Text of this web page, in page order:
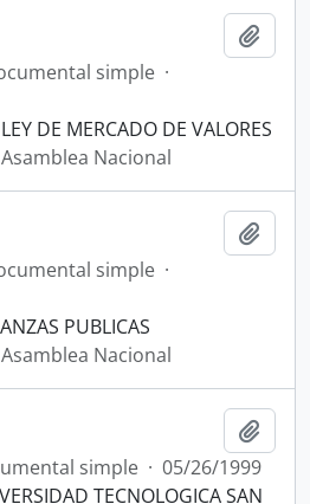
simple ·
DE MERCADO DE VALORES
Nacional
simple ·
PUBLICAS
Nacional
simple · 05/26/1999
TECNOLOGICA SAN